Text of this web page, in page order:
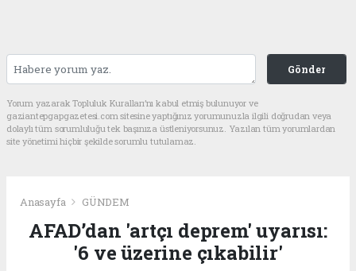
Gönder
Yorum yazarak Topluluk Kuralları’nı kabul etmiş bulunuyor ve
gaziantepgapgazetesi.com sitesine yaptığınız yorumunuzla ilgili doğrudan veya
dolaylı tüm sorumluluğu tek başınıza üstleniyorsunuz. Yazılan tüm yorumlardan
site yönetimi hiçbir şekilde sorumlu tutulamaz.
Anasayfa GÜNDEM
AFAD’dan 'artçı deprem' uyarısı:
'6 ve üzerine çıkabilir'